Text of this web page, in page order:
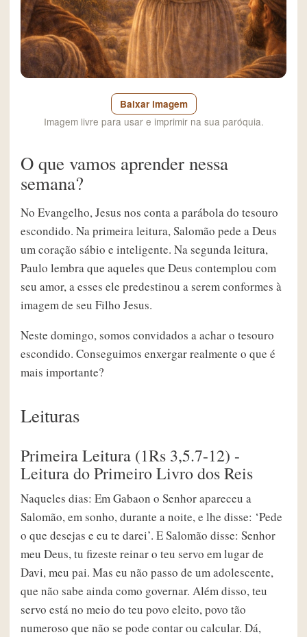
Baixar imagem
Imagem livre para usar e imprimir na sua paróquia.
O que vamos aprender nessa
semana?
No Evangelho, Jesus nos conta a parábola do tesouro
escondido. Na primeira leitura, Salomão pede a Deus
um coração sábio e inteligente. Na segunda leitura,
Paulo lembra que aqueles que Deus contemplou com
seu amor, a esses ele predestinou a serem conformes à
imagem de seu Filho Jesus.
Neste domingo, somos convidados a achar o tesouro
escondido. Conseguimos enxergar realmente o que é
mais importante?
Leituras
Primeira Leitura (1Rs 3,5.7-12) -
Leitura do Primeiro Livro dos Reis
Naqueles dias: Em Gabaon o Senhor apareceu a
Salomão, em sonho, durante a noite, e lhe disse: ‘Pede
o que desejas e eu te darei’. E Salomão disse: Senhor
meu Deus, tu fizeste reinar o teu servo em lugar de
Davi, meu pai. Mas eu não passo de um adolescente,
que não sabe ainda como governar. Além disso, teu
servo está no meio do teu povo eleito, povo tão
numeroso que não se pode contar ou calcular. Dá,